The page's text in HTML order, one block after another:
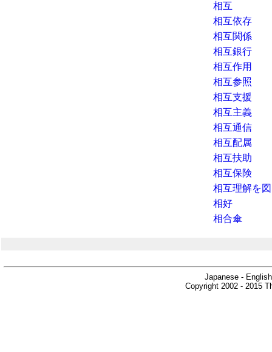
相互
相互依存
相互関係
相互銀行
相互作用
相互参照
相互支援
相互主義
相互通信
相互配属
相互扶助
相互保険
相互理解を
相好
相合傘
Japanese -
Copyright 2002 - 2015